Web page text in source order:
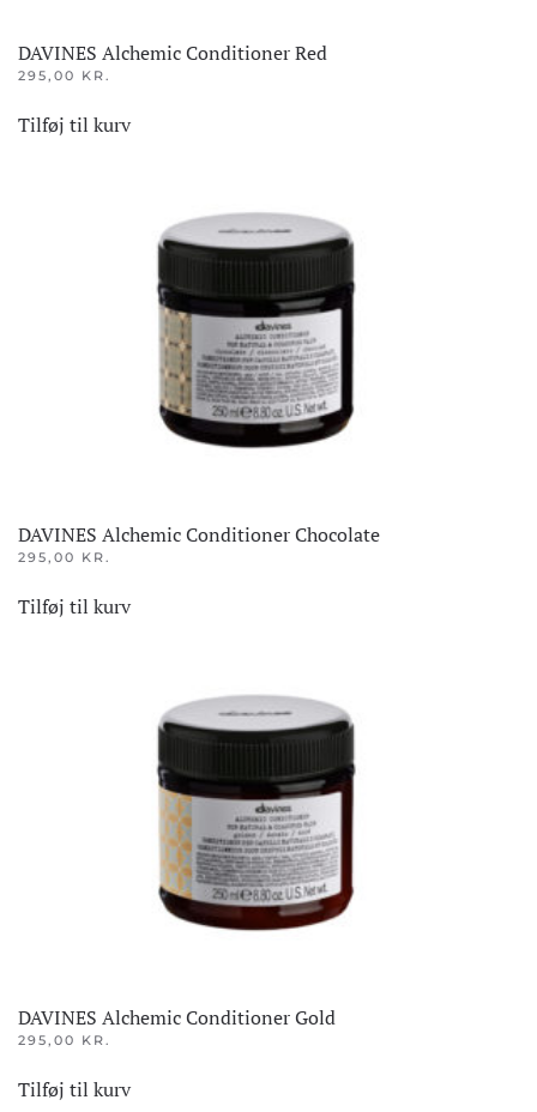
DAVINES Alchemic Conditioner Red
295,00 KR.
Tilføj til kurv
DAVINES Alchemic Conditioner Chocolate
295,00 KR.
Tilføj til kurv
DAVINES Alchemic Conditioner Gold
295,00 KR.
Tilføj til kurv